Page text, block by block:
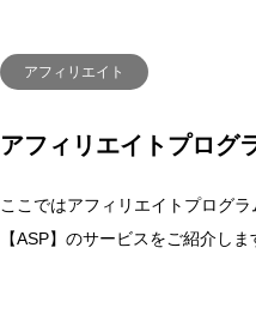
アフィリエイト
アフィリエイトプログ
ここではアフィリエイトプログ
【ASP】のサービスをご紹介し